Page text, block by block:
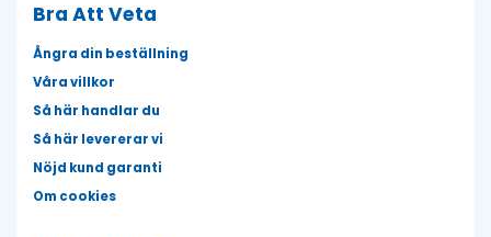
Bra Att Veta
Ångra din beställning
Våra villkor
Så här handlar du
Så här levererar vi
Nöjd kund garanti
Om cookies